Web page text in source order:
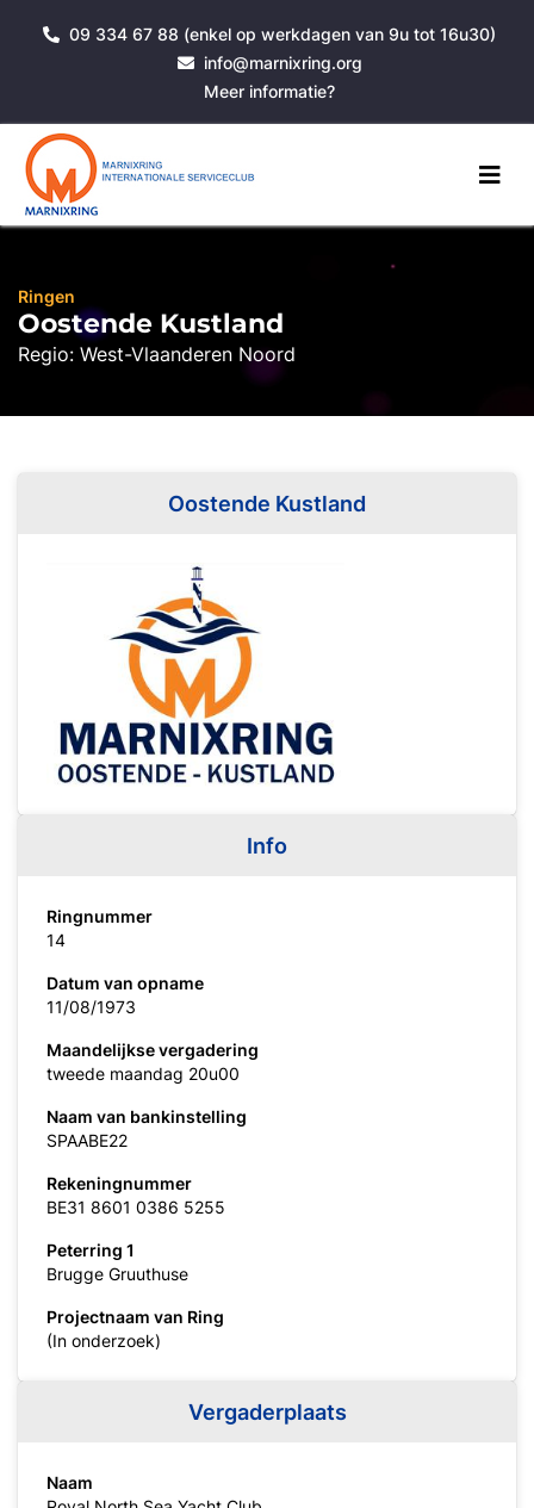
09 334 67 88 (enkel op werkdagen van 9u tot 16u30)
info@marnixring.org
Meer informatie?
Ringen
Oostende Kustland
Regio: West-Vlaanderen Noord
Oostende Kustland
Info
Ringnummer
14
Datum van opname
11/08/1973
Maandelijkse vergadering
tweede maandag 20u00
Naam van bankinstelling
SPAABE22
Rekeningnummer
BE31 8601 0386 5255
Peterring 1
Brugge Gruuthuse
Projectnaam van Ring
(In onderzoek)
Vergaderplaats
Naam